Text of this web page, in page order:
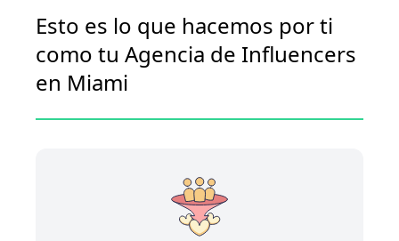
Esto es lo que hacemos por ti
como tu Agencia de Influencers
en Miami